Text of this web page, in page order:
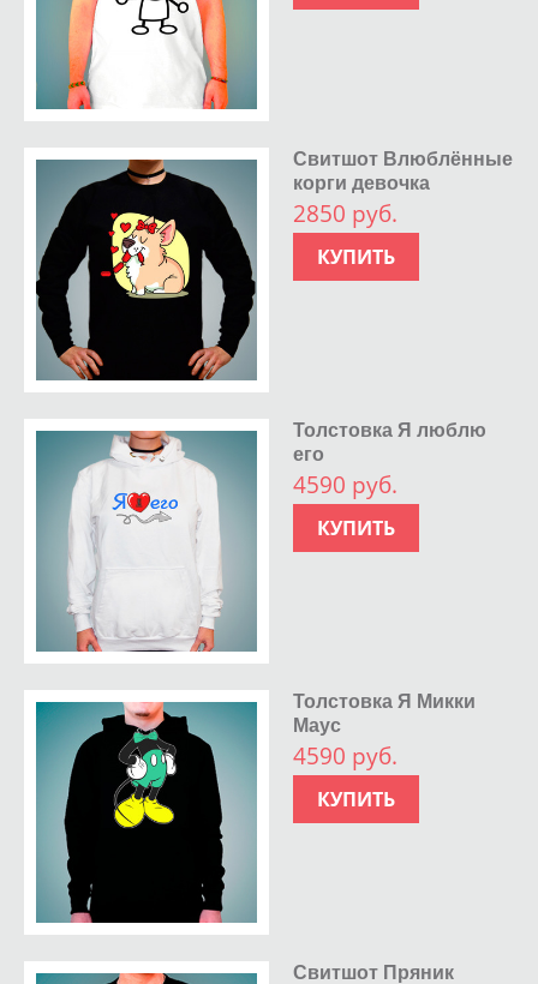
Свитшот Влюблённые
корги девочка
2850 руб.
КУПИТЬ
Толстовка Я люблю
его
4590 руб.
КУПИТЬ
Толстовка Я Микки
Маус
4590 руб.
КУПИТЬ
Свитшот Пряник